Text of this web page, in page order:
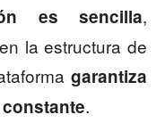
es sencilla,
la estructura de
garantiza
.